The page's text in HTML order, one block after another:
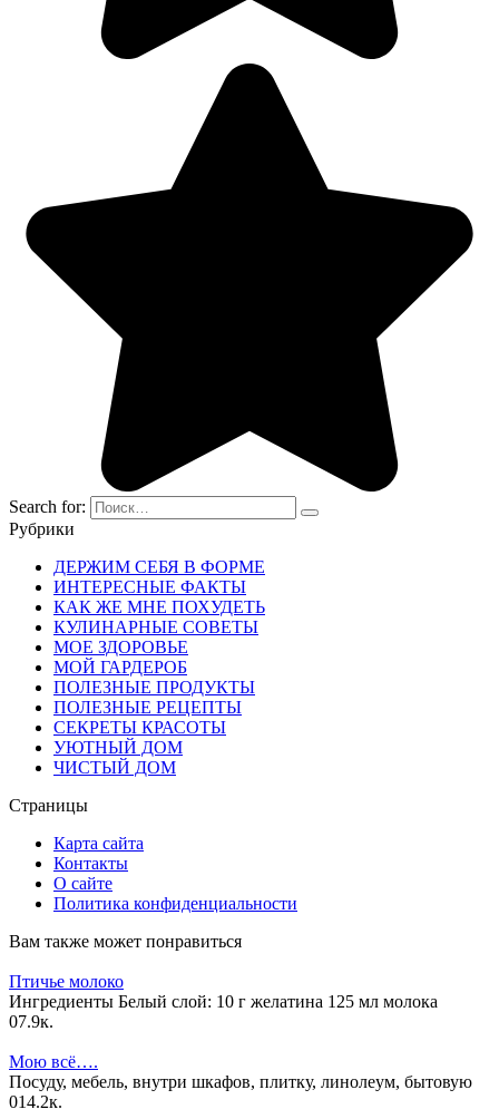
Search for:
Рубрики
ДЕРЖИМ СЕБЯ В ФОРМЕ
ИНТЕРЕСНЫЕ ФАКТЫ
КАК ЖЕ МНЕ ПОХУДЕТЬ
КУЛИНАРНЫЕ СОВЕТЫ
МОЕ ЗДОРОВЬЕ
МОЙ ГАРДЕРОБ
ПОЛЕЗНЫЕ ПРОДУКТЫ
ПОЛЕЗНЫЕ РЕЦЕПТЫ
СЕКРЕТЫ КРАСОТЫ
УЮТНЫЙ ДОМ
ЧИСТЫЙ ДОМ
Страницы
Карта сайта
Контакты
О сайте
Политика конфиденциальности
Вам также может понравиться
Птичье молоко
Ингредиенты Белый слой: 10 г желатина 125 мл молока
07.9к.
Мою всё….
Посуду, мебель, внутри шкафов, плитку, линолеум, бытовую
014.2к.